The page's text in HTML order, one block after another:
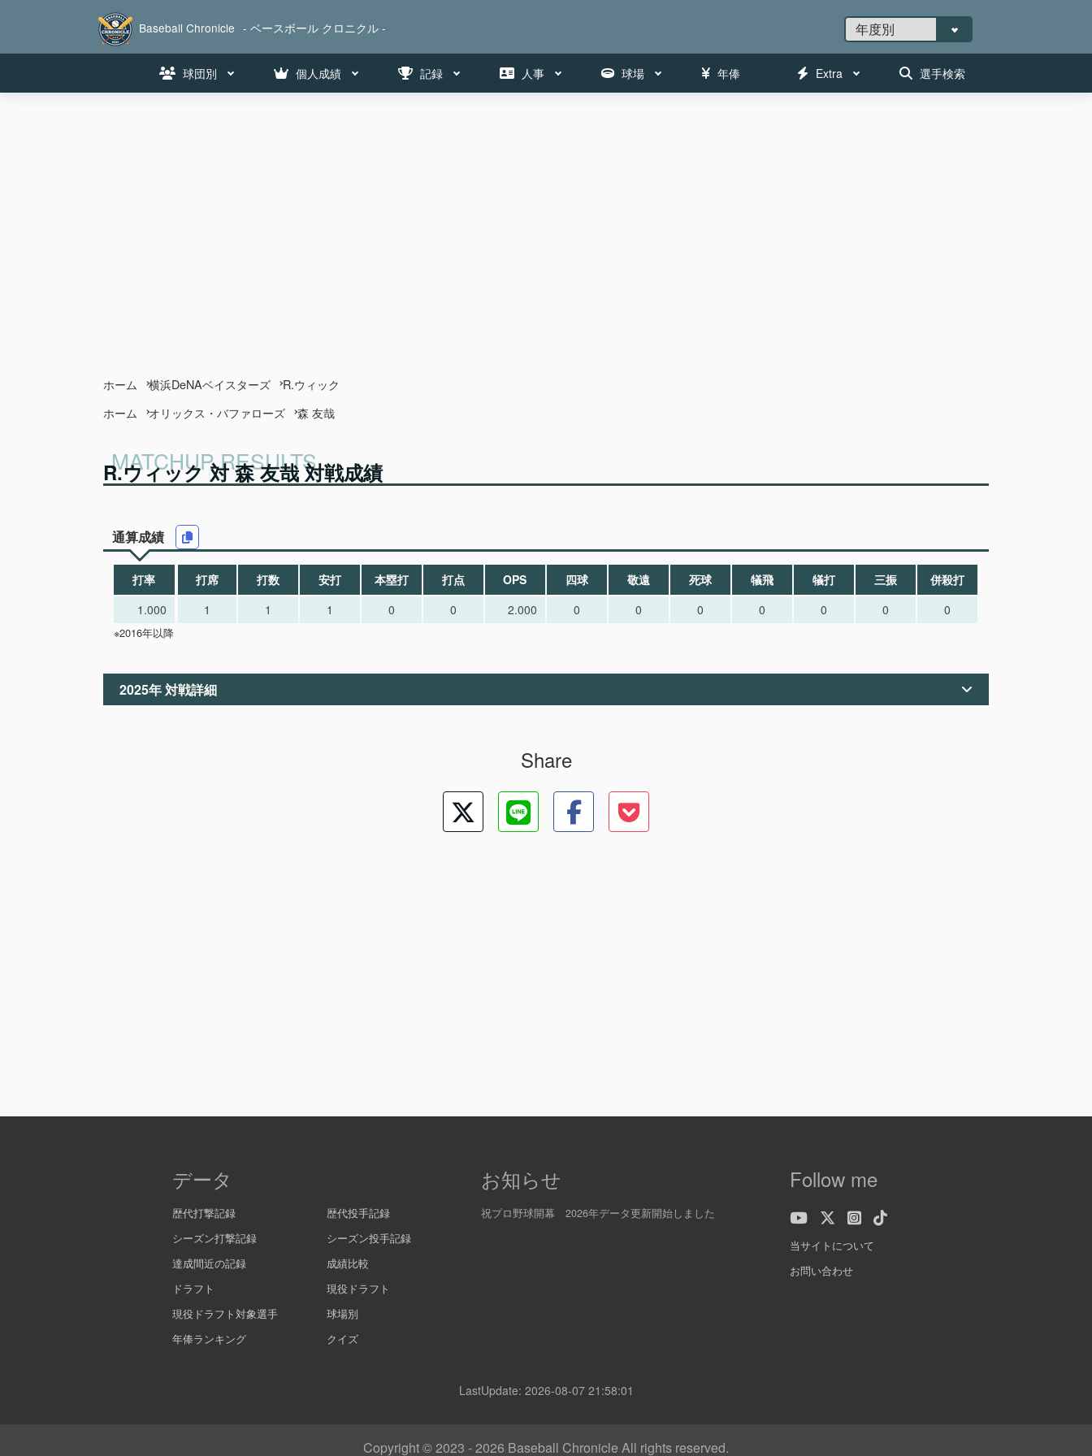
Baseball Chronicle - ベースボール クロニクル -
球団別 個人成績 記録 人事 球場 年俸 Extra 選手検索
ホーム 横浜DeNAベイスターズ
R.ウィック
ホーム
オリックス・バファローズ 森 友哉
R.ウィック 対 森 友哉 対戦成績
通算成績
打率 打席 打数 安打 本塁打 打点 OPS 四球 敬遠 死球 犠飛 犠打 三振
併殺打
1.000
1 1 1 0 0 2.000 0 0 0 0 0 0 0
※2016年以降
2025年 対戦詳細
Share
データ
歴代打撃記録
歴代投手記録
シーズン打撃記録
シーズン投手記録
達成間近の記録
成績比較
ドラフト
現役ドラフト
現役ドラフト対象選手
球場別
年俸ランキング
クイズ
お知らせ
祝プロ野球開幕 2026年データ更新開始しました
Follow me
当サイトについて
お問い合わせ
LastUpdate: 2026-08-07 21:58:01
Copyright © 2023 - 2026 Baseball Chronicle All rights reserved.